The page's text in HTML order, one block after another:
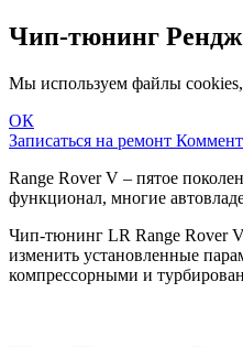
Чип-тюнинг Рендж
Мы используем файлы
ОК
Записаться на ремонт
Range Rover V – пятое
функционал, многие
Чип-тюнинг LR Range Rover V
изменить установленные
компрессорными и